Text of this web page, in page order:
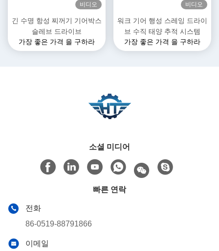
비디오
긴 수명 항성 찌꺼기 기어박스
슬레브 드라이브
가장 좋은 가격 을 구하라
비디오
워크 기어 행성 스레잉 드라이
브 수직 태양 추적 시스템
가장 좋은 가격 을 구하라
소셜 미디어
빠른 연락
전화
86-0519-88791866
이메일